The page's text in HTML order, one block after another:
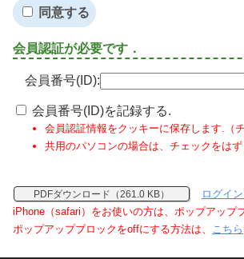
同意する
会員認証が必要です．
会員番号(ID):
会員番号(ID)を記録する.
会員認証情報をクッキーに保存します.（
共用のパソコンの場合は、チェックをはず
PDFダウンロード（261.0 KB）
ログイ
iPhone（safari）をお使いの方は、ポップアップ
ポップアップブロックをoffにする方法は、 こちら